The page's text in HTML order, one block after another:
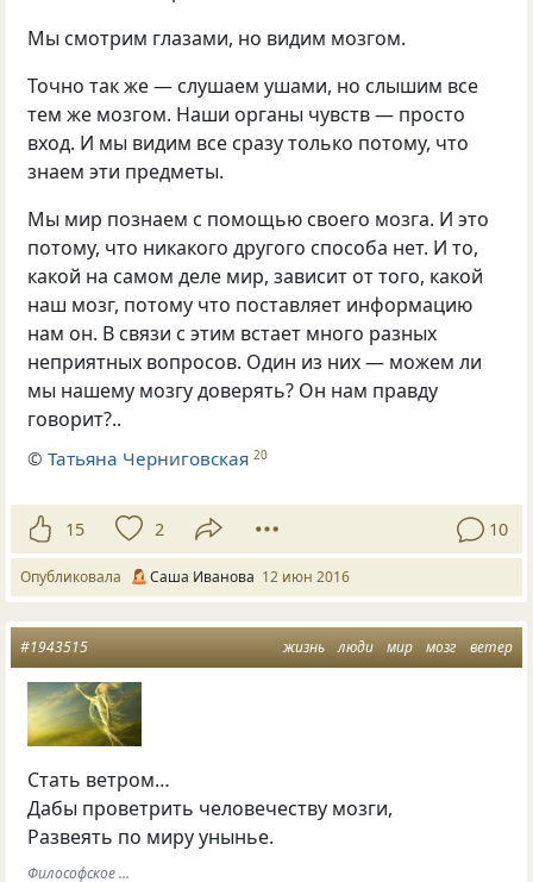
Мы смотрим глазами, но видим мозгом.
Точно так же — слушаем ушами, но слышим все
тем же мозгом. Наши органы чувств — просто
вход. И мы видим все сразу только потому, что
знаем эти предметы.
Мы мир познаем с помощью своего мозга. И это
потому, что никакого другого способа нет. И то,
какой на самом деле мир, зависит от того, какой
наш мозг, потому что поставляет информацию
нам он. В связи с этим встает много разных
неприятных вопросов. Один из них — можем ли
мы нашему мозгу доверять? Он нам правду
говорит?..
©Татьяна Черниговская 20
15 2 10
Опубликовала Саша Иванова 12 июн 2016
жизнь люди мир мозг ветер
#1943515
Стать ветром…
Дабы проветрить человечеству мозги,
Развеять по миру унынье.
Философское ...